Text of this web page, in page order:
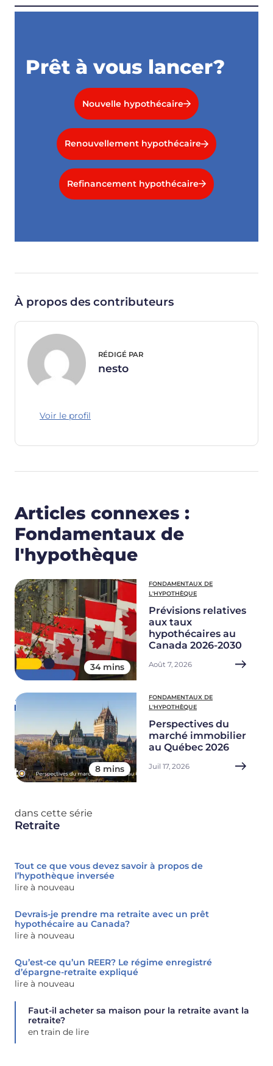
Prêt à vous lancer?
Nouvelle hypothécaire
Renouvellement hypothécaire
Refinancement hypothécaire
À propos des contributeurs
RÉDIGÉ PAR
nesto
Voir le profil
Articles connexes :
Fondamentaux de
l'hypothèque
34 mins
FONDAMENTAUX DE
L'HYPOTHÈQUE
Prévisions relatives
aux taux
hypothécaires au
Canada 2026-2030
Août 7, 2026
8 mins
FONDAMENTAUX DE
L'HYPOTHÈQUE
Perspectives du
marché immobilier
au Québec 2026
Juil 17, 2026
dans cette série
Retraite
Tout ce que vous devez savoir à propos de
l’hypothèque inversée
lire à nouveau
Devrais-je prendre ma retraite avec un prêt
hypothécaire au Canada?
lire à nouveau
Qu’est-ce qu’un REER? Le régime enregistré
d’épargne-retraite expliqué
lire à nouveau
Faut-il acheter sa maison pour la retraite avant la
retraite?
en train de lire